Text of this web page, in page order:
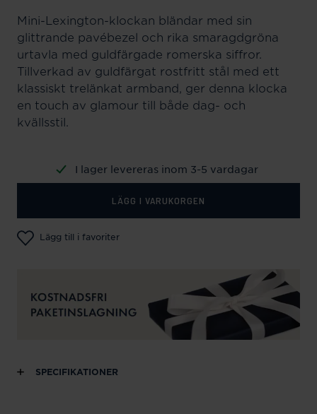
Mini-Lexington-klockan bländar med sin
glittrande pavébezel och rika smaragdgröna
urtavla med guldfärgade romerska siffror.
Tillverkad av guldfärgat rostfritt stål med ett
klassiskt trelänkat armband, ger denna klocka
en touch av glamour till både dag- och
kvällsstil.
I lager levereras inom 3-5 vardagar
LÄGG I VARUKORGEN
Lägg till i favoriter
SPECIFIKATIONER